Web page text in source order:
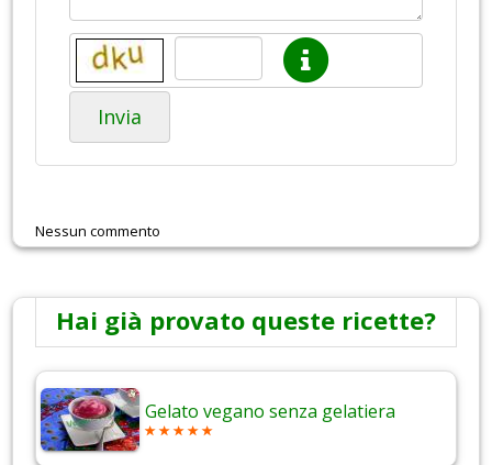
Invia
Nessun commento
Hai già provato queste ricette?
Gelato vegano senza gelatiera